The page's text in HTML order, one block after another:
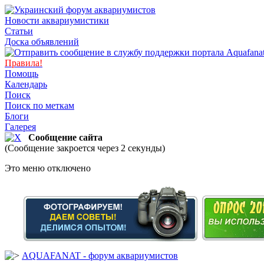
Новости аквариумистики
Статьи
Доска объявлений
Правила!
Помощь
Календарь
Поиск
Поиск по меткам
Блоги
Галерея
Сообщение сайта
(Сообщение закроется через 2 секунды)
Это меню отключено
AQUAFANAT - форум аквариумистов